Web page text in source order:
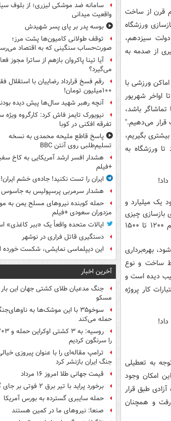
از نیم قرن از ساخت
ورزشگاه
سیزدهم،
از صدمه به
ورزشی با
که تا اواخر شهریور
باشد،
قرار می‌دهیم."
بگیریم،
تا ورزشگاه به
یک میلیارد و
بازسازی چیزی
حدود یک میلیارد و ۵۰۰ میلیون تومان نیاز دارد.به روزرسانی ورزشگاه آزادی هم ۱۲۰۰ تا ۱۵۰۰
شود، بهره‌برداری
ساخت و نوع
دیده است و
کار پروژه
به تعطیلی
امکان وجود
طبق قرار
رفت و همچنان
سامانه ضد موشکی لیزری؛ از بلوف
واقعیت میدانی
بوسه‌ پدر بر پای پسر شهیدش
توقف طولانی کامیون‌ها پشت مرز؛
صورت‌حساب سنگینی که به اقتصاد
آیا تینا پاکروان بازهم از ساترا مجوز
می‌گیرد؟
رقم فسخ قرارداد رضاییان با استقلال
۱۰۰میلیون تومان!
آنچه رهبر شهید سال‌ها پیش دیده
نیویورک تایمز فاش کرد: کارگروه ویژه
تفرقه افکنی در کوبا
پاسخ قاطع ملیحه محمدی به نسخه
تسلیم‌طلبی روی آنتن BBC
هشدار افسر ارشد آمریکایی به کاخ
+فیلم
ایران را تست نکنید! جاده‌ی خشم ایران!
هشدار سرمربی پرسپولیس به جاسوس
حمله کوبنده نیروهای مسلح یمن به
مزدوران سعودی +فیلم
ایالات متحده واقعاً یک «ببر کاغذی»
دستگیری قاتل فراری در نوشهر
این دیپلماسی نمایشی، شکست
آخرین اخبار
جنگ مدعیان طلای کشتی جهان این بار
مسکو
سوخو۳۵ با این موشک‌ها به
حمله می‌کند
را سرنگون کردیم
ترامپ مقاله‌ای را با عنوان پیروزی
جنگ ایران بازنشر کرد
قیمت جهانی طلا امروز ۱۶ مرداد
برخورد پراید با تیر برق ۲ فوتی بر جای گذاشت
حمله سایبری گسترده به بورس آمریکا
صنعا: نیروهای ما در کمین‌ هستند